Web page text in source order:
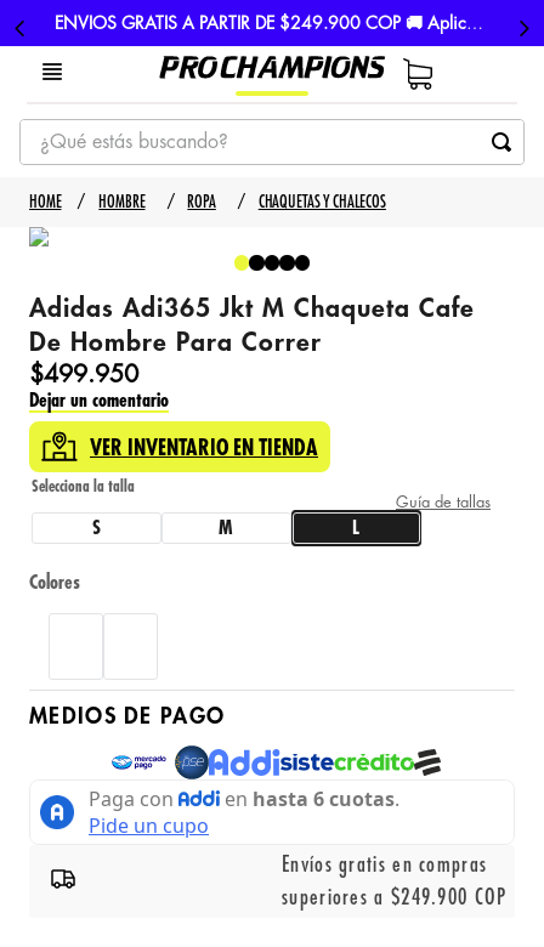
ENVIOS GRATIS A PARTIR DE $249.900 COP 🚚 Aplican TyC
¿Qué estás buscando?
TÉRMINOS MÁS BUSCADOS
1
3. nike
4. guayos
5. gorras
HOMBRE ROPA CHAQUETAS Y CHALECOS
Adidas Adi365 Jkt M Chaqueta Cafe
De Hombre Para Correr
$499.950
Dejar un comentario
VER INVENTARIO EN TIENDA
Guía de tallas
S M L
Colores
MEDIOS DE PAGO
Envíos gratis en compras
superiores a $249.900 COP